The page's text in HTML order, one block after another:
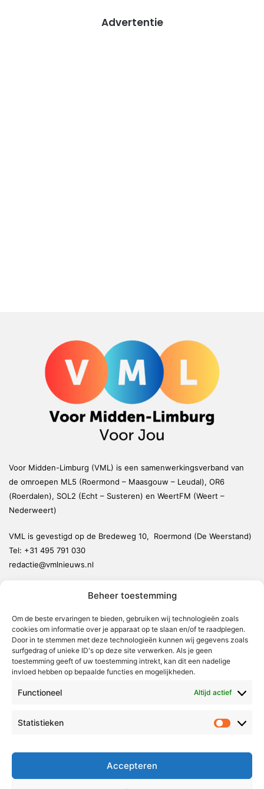
Beheer toestemming
Om de beste ervaringen te bieden, gebruiken wij technologieën zoals
cookies om informatie over je apparaat op te slaan en/of te raadplegen.
Door in te stemmen met deze technologieën kunnen wij gegevens zoals
surfgedrag of unieke ID's op deze site verwerken. Als je geen
toestemming geeft of uw toestemming intrekt, kan dit een nadelige
invloed hebben op bepaalde functies en mogelijkheden.
Functioneel Altijd actief
Statistieken
Accepteren
Advertentie
Voor Midden-Limburg (VML) is een samenwerkingsverband van
de omroepen ML5 (Roermond – Maasgouw – Leudal), OR6
(Roerdalen), SOL2 (Echt – Susteren) en WeertFM (Weert –
Nederweert)
VML is gevestigd op de Bredeweg 10, Roermond (De Weerstand)
Tel: +31 495 791 030
redactie@vmlnieuws.nl
Leudal
Maasgouw
Echt-Susteren
Radio & TV